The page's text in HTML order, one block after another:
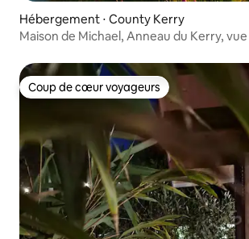
Hébergement ⋅ County Kerry
Maison de Michael, Anneau du Kerry,
Coup de cœur voyageurs
Coup de cœur voyageurs